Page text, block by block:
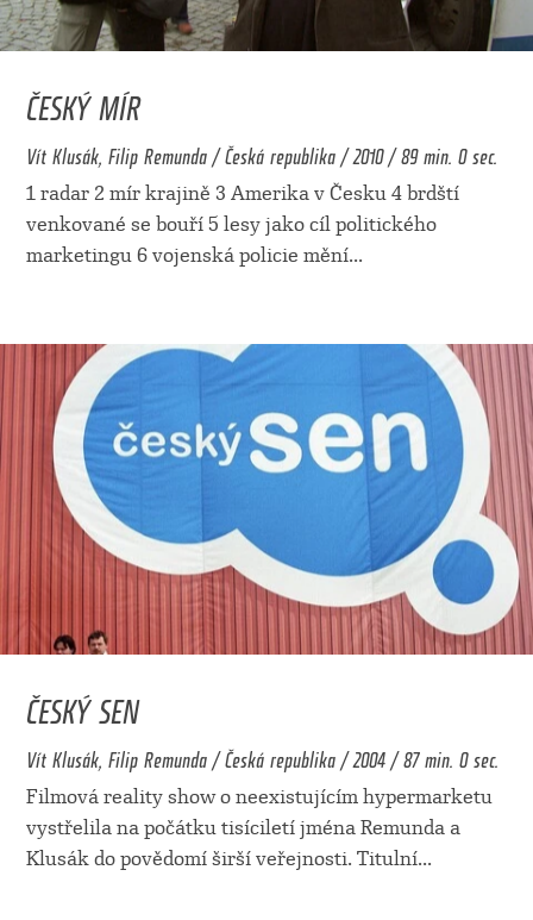
ČESKÝ MÍR
Vít Klusák, Filip Remunda / Česká republika / 2010 / 89 min. 0 sec.
1 radar 2 mír krajině 3 Amerika v Česku 4 brdští
venkované se bouří 5 lesy jako cíl politického
marketingu 6 vojenská policie mění...
ČESKÝ SEN
Vít Klusák, Filip Remunda / Česká republika / 2004 / 87 min. 0 sec.
Filmová reality show o neexistujícím hypermarketu
vystřelila na počátku tisíciletí jména Remunda a
Klusák do povědomí širší veřejnosti. Titulní...